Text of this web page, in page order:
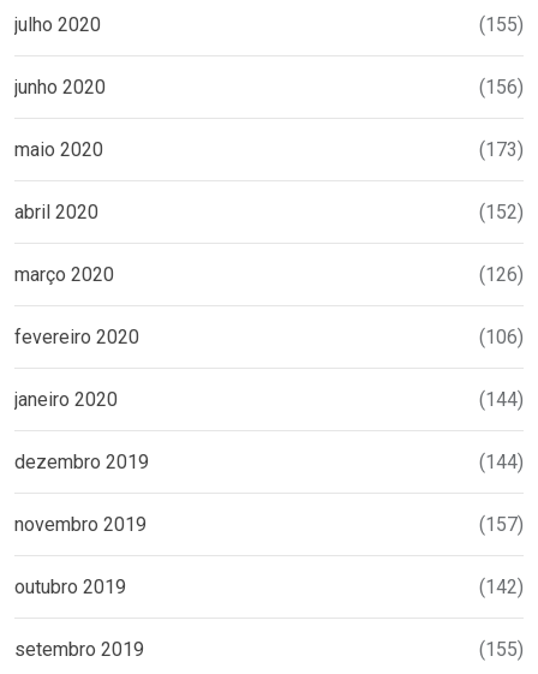
julho 2020 (155)
junho 2020 (156)
maio 2020 (173)
abril 2020 (152)
março 2020 (126)
fevereiro 2020 (106)
janeiro 2020 (144)
dezembro 2019 (144)
novembro 2019 (157)
outubro 2019 (142)
setembro 2019 (155)